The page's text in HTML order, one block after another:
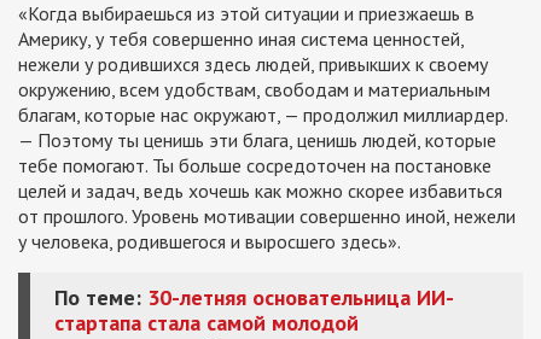
«Когда выбираешься из этой ситуации и приезжаешь в
Америку, у тебя совершенно иная система ценностей,
нежели у родившихся здесь людей, привыкших к своему
окружению, всем удобствам, свободам и материальным
благам, которые нас окружают, — продолжил миллиардер.
— Поэтому ты ценишь эти блага, ценишь людей, которые
тебе помогают. Ты больше сосредоточен на постановке
целей и задач, ведь хочешь как можно скорее избавиться
от прошлого. Уровень мотивации совершенно иной, нежели
у человека, родившегося и выросшего здесь».
По теме: 30-летняя основательница ИИ-
стартапа стала самой молодой